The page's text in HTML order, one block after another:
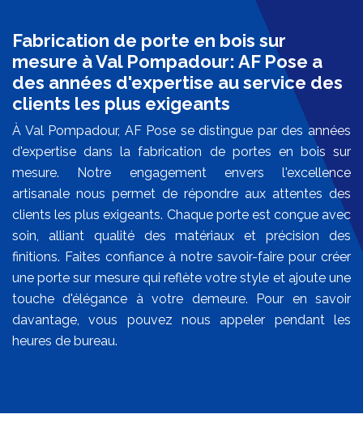
Fabrication de porte en bois sur
mesure à Val Pompadour: AF Pose a
des années d'expertise au service des
clients les plus exigeants
À Val Pompadour, AF Pose se distingue par des années
d'expertise dans la fabrication de portes en bois sur
mesure. Notre engagement envers l'excellence
artisanale nous permet de répondre aux attentes des
clients les plus exigeants. Chaque porte est conçue avec
soin, alliant qualité des matériaux et précision des
finitions. Faites confiance à notre savoir-faire pour créer
une porte sur mesure qui reflète votre style et ajoute une
touche d'élégance à votre demeure. Pour en savoir
davantage, vous pouvez nous appeler pendant les
heures de bureau.